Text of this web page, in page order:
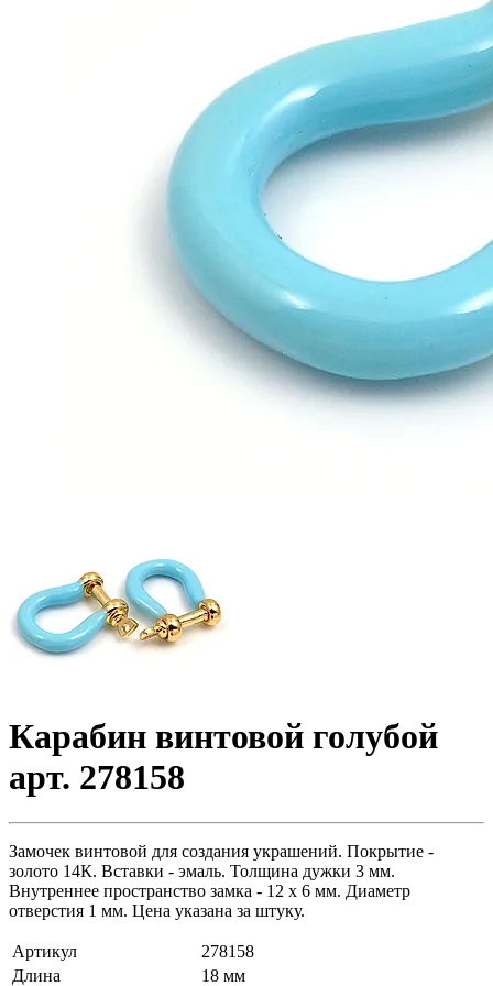
Карабин винтовой голубой
арт. 278158
Замочек винтовой для создания украшений. Покрытие -
золото 14К. Вставки - эмаль. Толщина дужки 3 мм.
Внутреннее пространство замка - 12 х 6 мм. Диаметр
отверстия 1 мм. Цена указана за штуку.
Артикул
278158
Длина
18 мм